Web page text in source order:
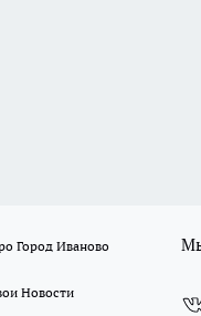
Город Иваново
Новости